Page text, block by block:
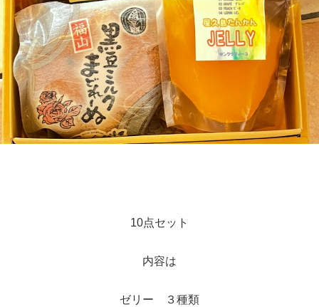
10点セット
内容は
ゼリー ３種類